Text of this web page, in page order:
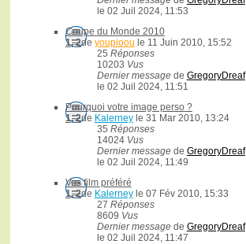
le 02 Juil 2024, 11:53
Coupe du Monde 2010
1,2de youpioou le 11 Juin 2010, 15:52
25 Réponses
10203 Vus
Dernier message de GregoryDreaf
le 02 Juil 2024, 11:51
Pourquoi votre image perso ?
1,2de Kalerneyle 31 Mar 2010, 13:24
35 Réponses
14024 Vus
Dernier message de GregoryDreaf
le 02 Juil 2024, 11:49
Vos film préféré
1,2de Kalerneyle 07 Fév 2010, 15:33
27 Réponses
8609 Vus
Dernier message de GregoryDreaf
le 02 Juil 2024, 11:47